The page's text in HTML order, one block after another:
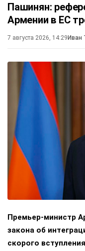
Пашинян:
Армении в ЕС
7 августа 2026, 14:29Иван
Премьер-министр
закона об
скорого